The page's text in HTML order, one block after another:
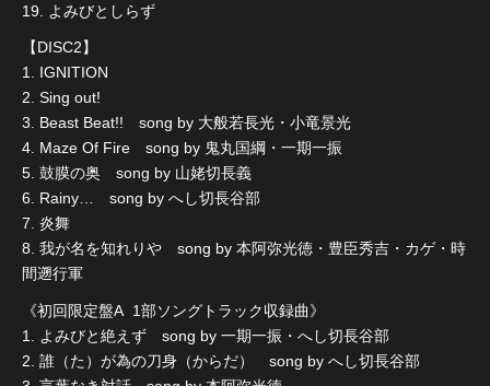
19. よみびとしらず
【DISC2】
1. IGNITION
2. Sing out!
3. Beast Beat!! song by 大般若長光・小竜景光
4. Maze Of Fire song by 鬼丸国綱・一期一振
5. 鼓膜の奥 song by 山姥切長義
6. Rainy… song by へし切長谷部
7. 炎舞
8. 我が名を知れりや song by 本阿弥光徳・豊臣秀吉・カゲ・時
間遡行軍
《初回限定盤A 1部ソングトラック収録曲》
1. よみびと絶えず song by 一期一振・へし切長谷部
2. 誰（た）が為の刀身（からだ） song by へし切長谷部